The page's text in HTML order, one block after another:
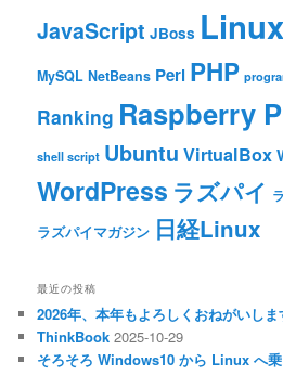
JavaScript JBoss Linux
MySQL NetBeans Perl PHP
Ranking Raspberry
shell script Ubuntu VirtualBox
WordPress ラズパイ
ラズパイマガジン 日経Linux
最近の投稿
2026年、本年もよろしくおねがいしま
ThinkBook 2025-10-29
そろそろ Windows10 から Linux へ